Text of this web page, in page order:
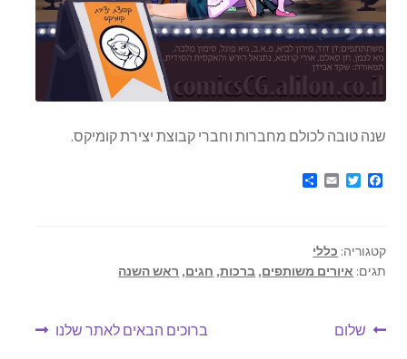
שנה טובה לכולם מחברות וחברי קבוצת יצירת קומיקס.
F
o
o
k
T
e
r
E
S
קטגוריה: כללי
תגים: איורים משותפים, ברכות, חגים, ראש השנה
ניווט
הפוסט
שלום
הפוסט
ברוכים הבאים לאתר שלנו